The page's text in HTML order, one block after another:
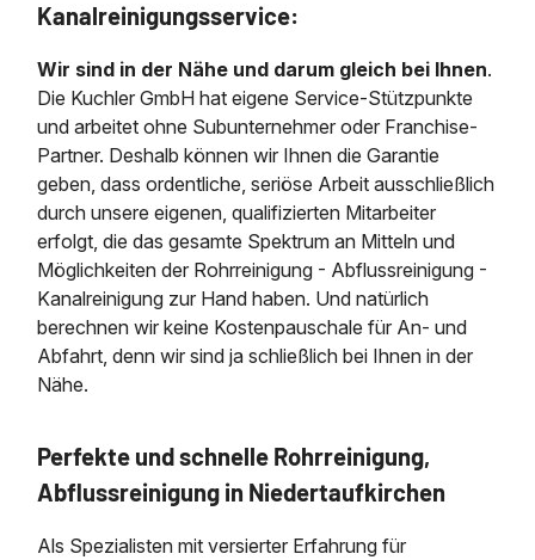
Kanalreinigungsservice:
Wir sind in der Nähe und darum gleich bei Ihnen.
Die Kuchler GmbH hat eigene Service-Stützpunkte
und arbeitet ohne Subunternehmer oder Franchise-
Partner. Deshalb können wir Ihnen die Garantie
geben, dass ordentliche, seriöse Arbeit ausschließlich
durch unsere eigenen, qualifizierten Mitarbeiter
erfolgt, die das gesamte Spektrum an Mitteln und
Möglichkeiten der Rohrreinigung - Abflussreinigung -
Kanalreinigung zur Hand haben. Und natürlich
berechnen wir keine Kostenpauschale für An- und
Abfahrt, denn wir sind ja schließlich bei Ihnen in der
Nähe.
Perfekte und schnelle Rohrreinigung,
Abflussreinigung in Niedertaufkirchen
Als Spezialisten mit versierter Erfahrung für